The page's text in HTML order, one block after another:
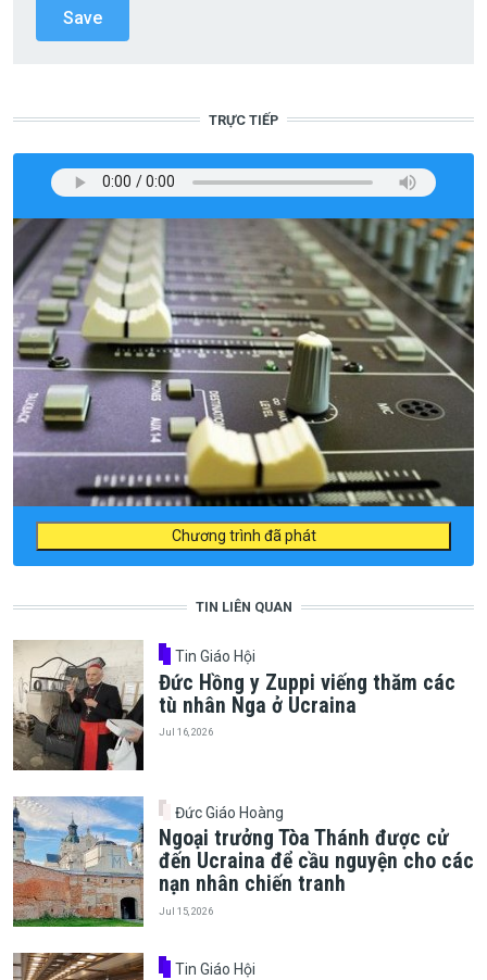
TRỰC TIẾP
Chương trình đã phát
TIN LIÊN QUAN
Tin Giáo Hội
Đức Hồng y Zuppi viếng thăm các
tù nhân Nga ở Ucraina
Jul 16, 2026
Đức Giáo Hoàng
Ngoại trưởng Tòa Thánh được cử
đến Ucraina để cầu nguyện cho các
nạn nhân chiến tranh
Jul 15, 2026
Tin Giáo Hội